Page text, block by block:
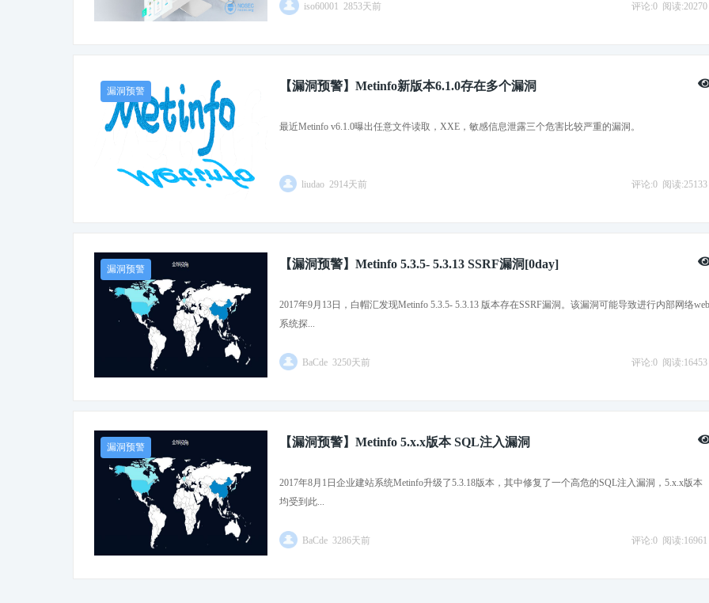
iso60001 2853天前 阅读:20270
评论:0
漏洞预警 【漏洞预警】Metinfo新版本6.1.0存在多个漏洞
最近Metinfo v6.1.0曝出任意文件读取，XXE，敏感信息泄露三个危害比较严重的漏洞。
liudao 2914天前 阅读:25133
评论:0
漏洞预警 【漏洞预警】Metinfo 5.3.5- 5.3.13 SSRF漏洞[0day]
2017年9月13日，白帽汇发现Metinfo 5.3.5- 5.3.13 版本存在SSRF漏洞。该漏洞可能导致进行内部网络
系统探...
BaCde 3250天前 阅读:16453
评论:0
漏洞预警 【漏洞预警】Metinfo 5.x.x版本 SQL注入漏洞
2017年8月1日企业建站系统Metinfo升级了5.3.18版本，其中修复了一个高危的SQL注入漏洞，5.x.x版本
均受到此...
BaCde 3286天前 阅读:16961
评论:0